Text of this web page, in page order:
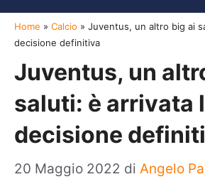
Home » Calcio » Juventus, un altro big ai
decisione definitiva
Juventus, un
saluti: è arrivata
decisione
20 Maggio 2022 di Angelo